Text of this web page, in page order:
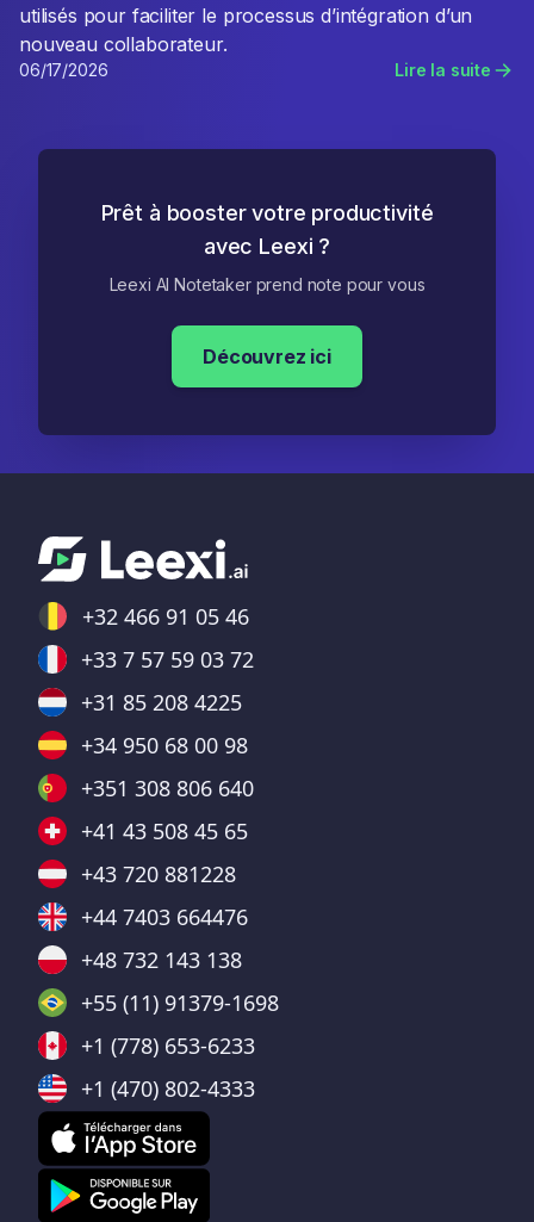
utilisés pour faciliter le processus d’intégration d’un
nouveau collaborateur.
06/17/2026 Lire la suite
Prêt à booster votre productivité
avec Leexi ?
Leexi AI Notetaker prend note pour vous
Découvrez ici
+32 466 91 05 46
+33 7 57 59 03 72
+31 85 208 4225
+34 950 68 00 98
+351 308 806 640
+41 43 508 45 65
+43 720 881228
+44 7403 664476
+48 732 143 138
+55 (11) 91379-1698
+1 (778) 653-6233
+1 (470) 802-4333